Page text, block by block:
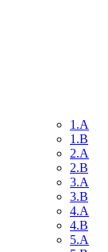
1.A
1.B
2.A
2.B
3.A
3.B
4.A
4.B
5.A